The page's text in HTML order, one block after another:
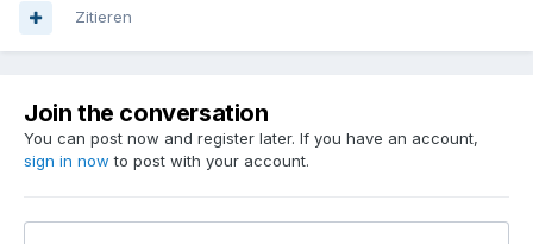
Zitieren
Join the conversation
You can post now and register later. If you have an account,
sign in now to post with your account.